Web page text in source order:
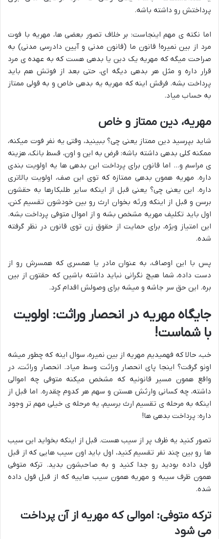
پرداختش رو داشته باشه.
اما نکته ی مهم اینجاست: بر خلاف تصور بعضی ها، مهریه با فوت
مرد از بین نمیره! قانون ما (قانون مدنی و آیین دادرسی مدنی) به
صراحت میگه که مهریه یک دین یا بدهی هست که به عهده ی مرد
قرار داره و مثل هر بدهی دیگه ای، حتی بعد از فوتش هم باید
پرداخت بشه. فرقش اینه که مهریه یه بدهی خاص و به قولی ممتاز
به حساب میاد.
مهریه، دین ممتاز و خاص
شاید بپرسید دین ممتاز یعنی چی؟ ببینید، وقتی یه نفر فوت میکنه،
ممکنه کلی بدهی داشته باشه: قرض به این و اون، قسط بانک، هزینه
ی مراسم و… اما قانون برای پرداخت این بدهی ها یه اولویت بندی
داره. مهریه همون بدهی ممتازه که توی این صف، اولویت بالاتری
داره. این یعنی چی؟ یعنی قبل از اینکه سایر طلبکارها به حقشون
برسن و قبل از اینکه ورثه بخوان ارث رو بین خودشون تقسیم کنن،
اول باید تکلیف مهریه مشخص بشه و از اموال متوفی پرداخت بشه.
این امتیاز ویژه، برای حمایت از حقوق زن توی قانون در نظر گرفته
شده.
پس با این اوصاف، به عنوان مادر یا همسری که همسرش رو از
دست داده، شما هیچ نگرانی نباید داشته باشین که حقتون از بین
بره. این حق سر جاشه و میشه برای وصولش اقدام کرد.
جایگاه مهریه در انحصار وراثت: اولویت
با شماست!
خب، حالا که فهمیدیم مهریه از بین نمیره، سوال اینه که چطور میشه
اونو گرفت؟ اینجا پای انحصار وراثت وسط میاد. انحصار وراثت، در
واقع همون مسیر قانونیه که مشخص میکنه متوفی چه اموالی
داشته، چه کسانی وارثش هستن و سهم هر کدوم چقدره. اما قبل از
اینکه به مرحله ی تقسیم ارث برسیم، یه مرحله ی خیلی مهم تر وجود
داره: پرداخت بدهی ها!
تصور کنید یه ظرف پر از سیب هست. قبل از اینکه بخواید این سیب
ها رو بین چند نفر تقسیم کنید، اول باید اون سیب هایی که از قبل
قول داده بودید رو جدا کنید و به صاحبشون بدید. ترکه متوفی
همون ظرف سیبه و مهریه همون سیب هاییه که از قبل قول داده
شده.
ترکه متوفی: اموالی که مهریه از آن پرداخت
می شود